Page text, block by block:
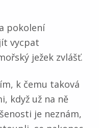
pokolení
vycpat
ježek zvlášť.
k čemu taková
když už na ně
je neznám,